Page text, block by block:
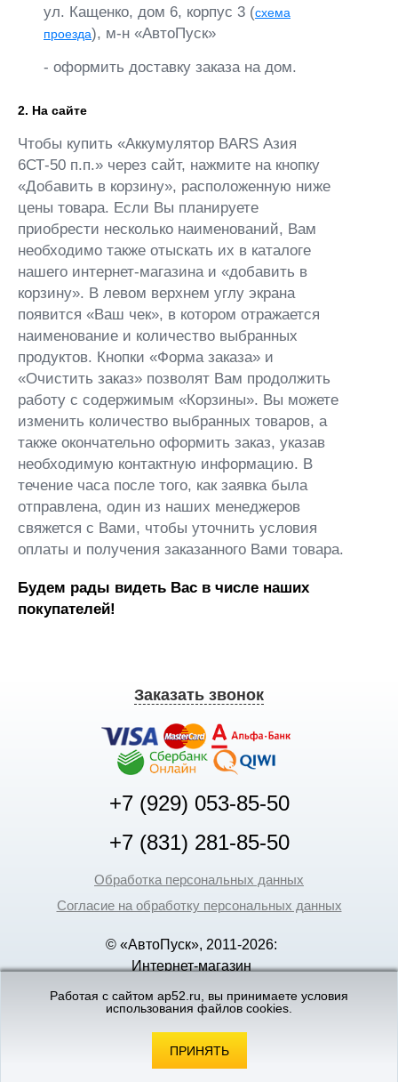
ул. Кащенко, дом 6, корпус 3 (схема
проезда), м-н «АвтоПуск»
- оформить доставку заказа на дом.
2. На сайте
Чтобы купить «Аккумулятор BARS Азия
6СТ-50 п.п.» через сайт, нажмите на кнопку
«Добавить в корзину», расположенную ниже
цены товара. Если Вы планируете
приобрести несколько наименований, Вам
необходимо также отыскать их в каталоге
нашего интернет-магазина и «добавить в
корзину». В левом верхнем углу экрана
появится «Ваш чек», в котором отражается
наименование и количество выбранных
продуктов. Кнопки «Форма заказа» и
«Очистить заказ» позволят Вам продолжить
работу с содержимым «Корзины». Вы можете
изменить количество выбранных товаров, а
также окончательно оформить заказ, указав
необходимую контактную информацию. В
течение часа после того, как заявка была
отправлена, один из наших менеджеров
свяжется с Вами, чтобы уточнить условия
оплаты и получения заказанного Вами товара.
Будем рады видеть Вас в числе наших
покупателей!
Заказать звонок
+7 (929) 053-85-50
+7 (831) 281-85-50
Обработка персональных данных
Согласие на обработку персональных данных
© «АвтоПуск», 2011-2026:
Интернет-магазин
Новгороде
интернет-магазинов
Работая с сайтом ap52.ru, вы принимаете условия
использования файлов cookies.
ПРИНЯТЬ